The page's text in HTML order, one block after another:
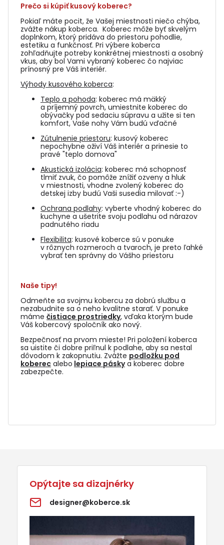
Prečo si kúpiť kusový koberec?
Pokiaľ máte pocit, že Vašej miestnosti niečo chýba,
zvážte nákup koberca. Koberec môže byť skvelým
doplnkom, ktorý pridáva do priestoru pohodlie,
estetiku a funkčnosť. Pri výbere koberca
zohľadňujte potreby konkrétnej miestnosti a osobný
vkus, aby bol Vami vybraný koberec čo najviac
prínosný pre Váš interiér.
Výhody kusového koberca:
Teplo a pohoda: koberec má mäkký
a príjemný povrch, umiestnite koberec do
obývačky pod sedaciu súpravu a užite si ten
komfort, Vaše nohy Vám budú vďačné
Zútulnenie priestoru: kusový koberec
nepochybne oživí Váš interiér a prinesie to
pravé "teplo domova"
Akustická izolácia: koberec má schopnosť
tlmiť zvuk, čo pomôže znížiť ozveny a hluk
v miestnosti, vhodne zvolený koberec do
detskej izby budú Vaši susedia milovať :-)
Ochrana podlahy: vyberte vhodný koberec do
kuchyne a ušetrite svoju podlahu od nárazov
padnutého riadu
Flexibilita: kusové koberce sú v ponuke
v rôznych rozmeroch a tvaroch, je preto ľahké
vybrať ten správny do Vášho priestoru
Naše tipy!
Odmeňte sa svojmu kobercu za dobrú službu a
nezabudnite sa o neho kvalitne starať. V ponuke
máme čistiace prostriedky, vďaka ktorým bude
Váš kobercový spoločník ako nový.
Bezpečnosť na prvom mieste! Pri položení koberca
sa uistite či dobre priľnul k podlahe, aby sa nestal
dôvodom k zakopnutiu. Zvážte podložku pod
koberec alebo lepiace páskya koberec dobre
zabezpečte.
Opýtajte sa dizajnérky
designer@koberce.sk